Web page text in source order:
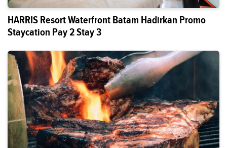
HARRIS Resort Waterfront Batam Hadirkan Promo
Staycation Pay 2 Stay 3